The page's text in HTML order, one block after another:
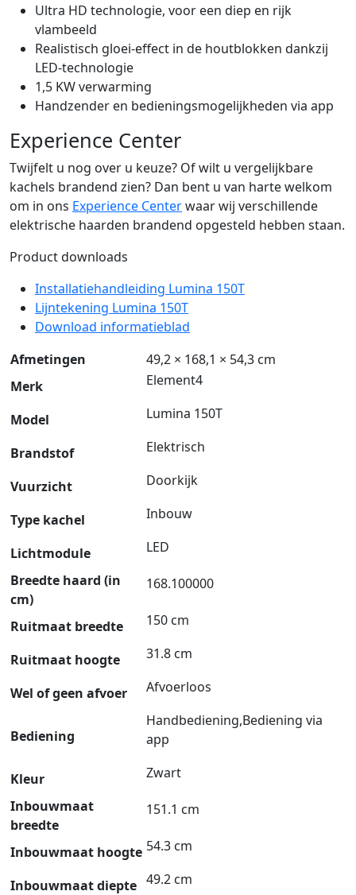
Ultra HD technologie, voor een diep en rijk
vlambeeld
Realistisch gloei-effect in de houtblokken dankzij
LED-technologie
1,5 KW verwarming
Handzender en bedieningsmogelijkheden via app
Experience Center
Twijfelt u nog over u keuze? Of wilt u vergelijkbare
kachels brandend zien? Dan bent u van harte welkom
om in ons Experience Centerwaar wij verschillende
elektrische haarden brandend opgesteld hebben staan.
Product downloads
Installatiehandleiding Lumina 150T
Lijntekening Lumina 150T
Download informatieblad
Afmetingen
49,2 × 168,1 × 54,3 cm
Merk
Element4
Model Lumina 150T
Brandstof Elektrisch
Vuurzicht Doorkijk
Type kachel Inbouw
Lichtmodule
LED
Breedte haard (in
cm)
168.100000
Ruitmaat breedte 150 cm
Ruitmaat hoogte 31.8 cm
Wel of geen afvoer Afvoerloos
Bediening
Handbediening,Bediening via
app
Kleur
Zwart
Inbouwmaat
breedte
151.1 cm
Inbouwmaat hoogte 54.3 cm
Inbouwmaat diepte 49.2 cm